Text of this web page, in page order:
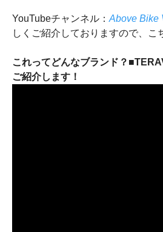
YouTubeチャンネル： Above Bike
しくご紹介しておりますので、こ
これってどんなブランド？
ご紹介します！